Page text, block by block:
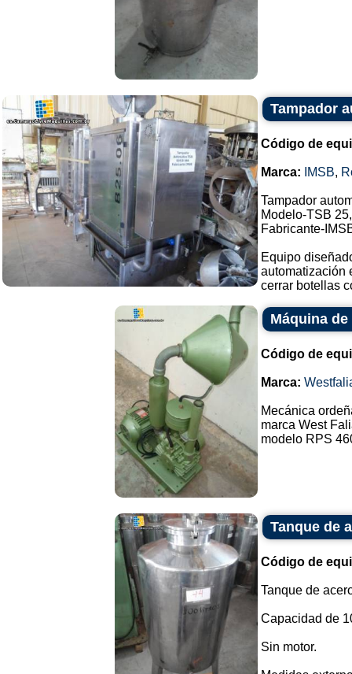
Tampador
Código de
Marca: IMSB,
Tampador
Modelo-TSB
Fabricante-
Equipo
automatización
cerrar botellas
Máquina
Código de
Marca:
Mecánica
marca West
modelo RPS
Tanque de
Código de
Tanque de
Capacidad de
Sin motor.